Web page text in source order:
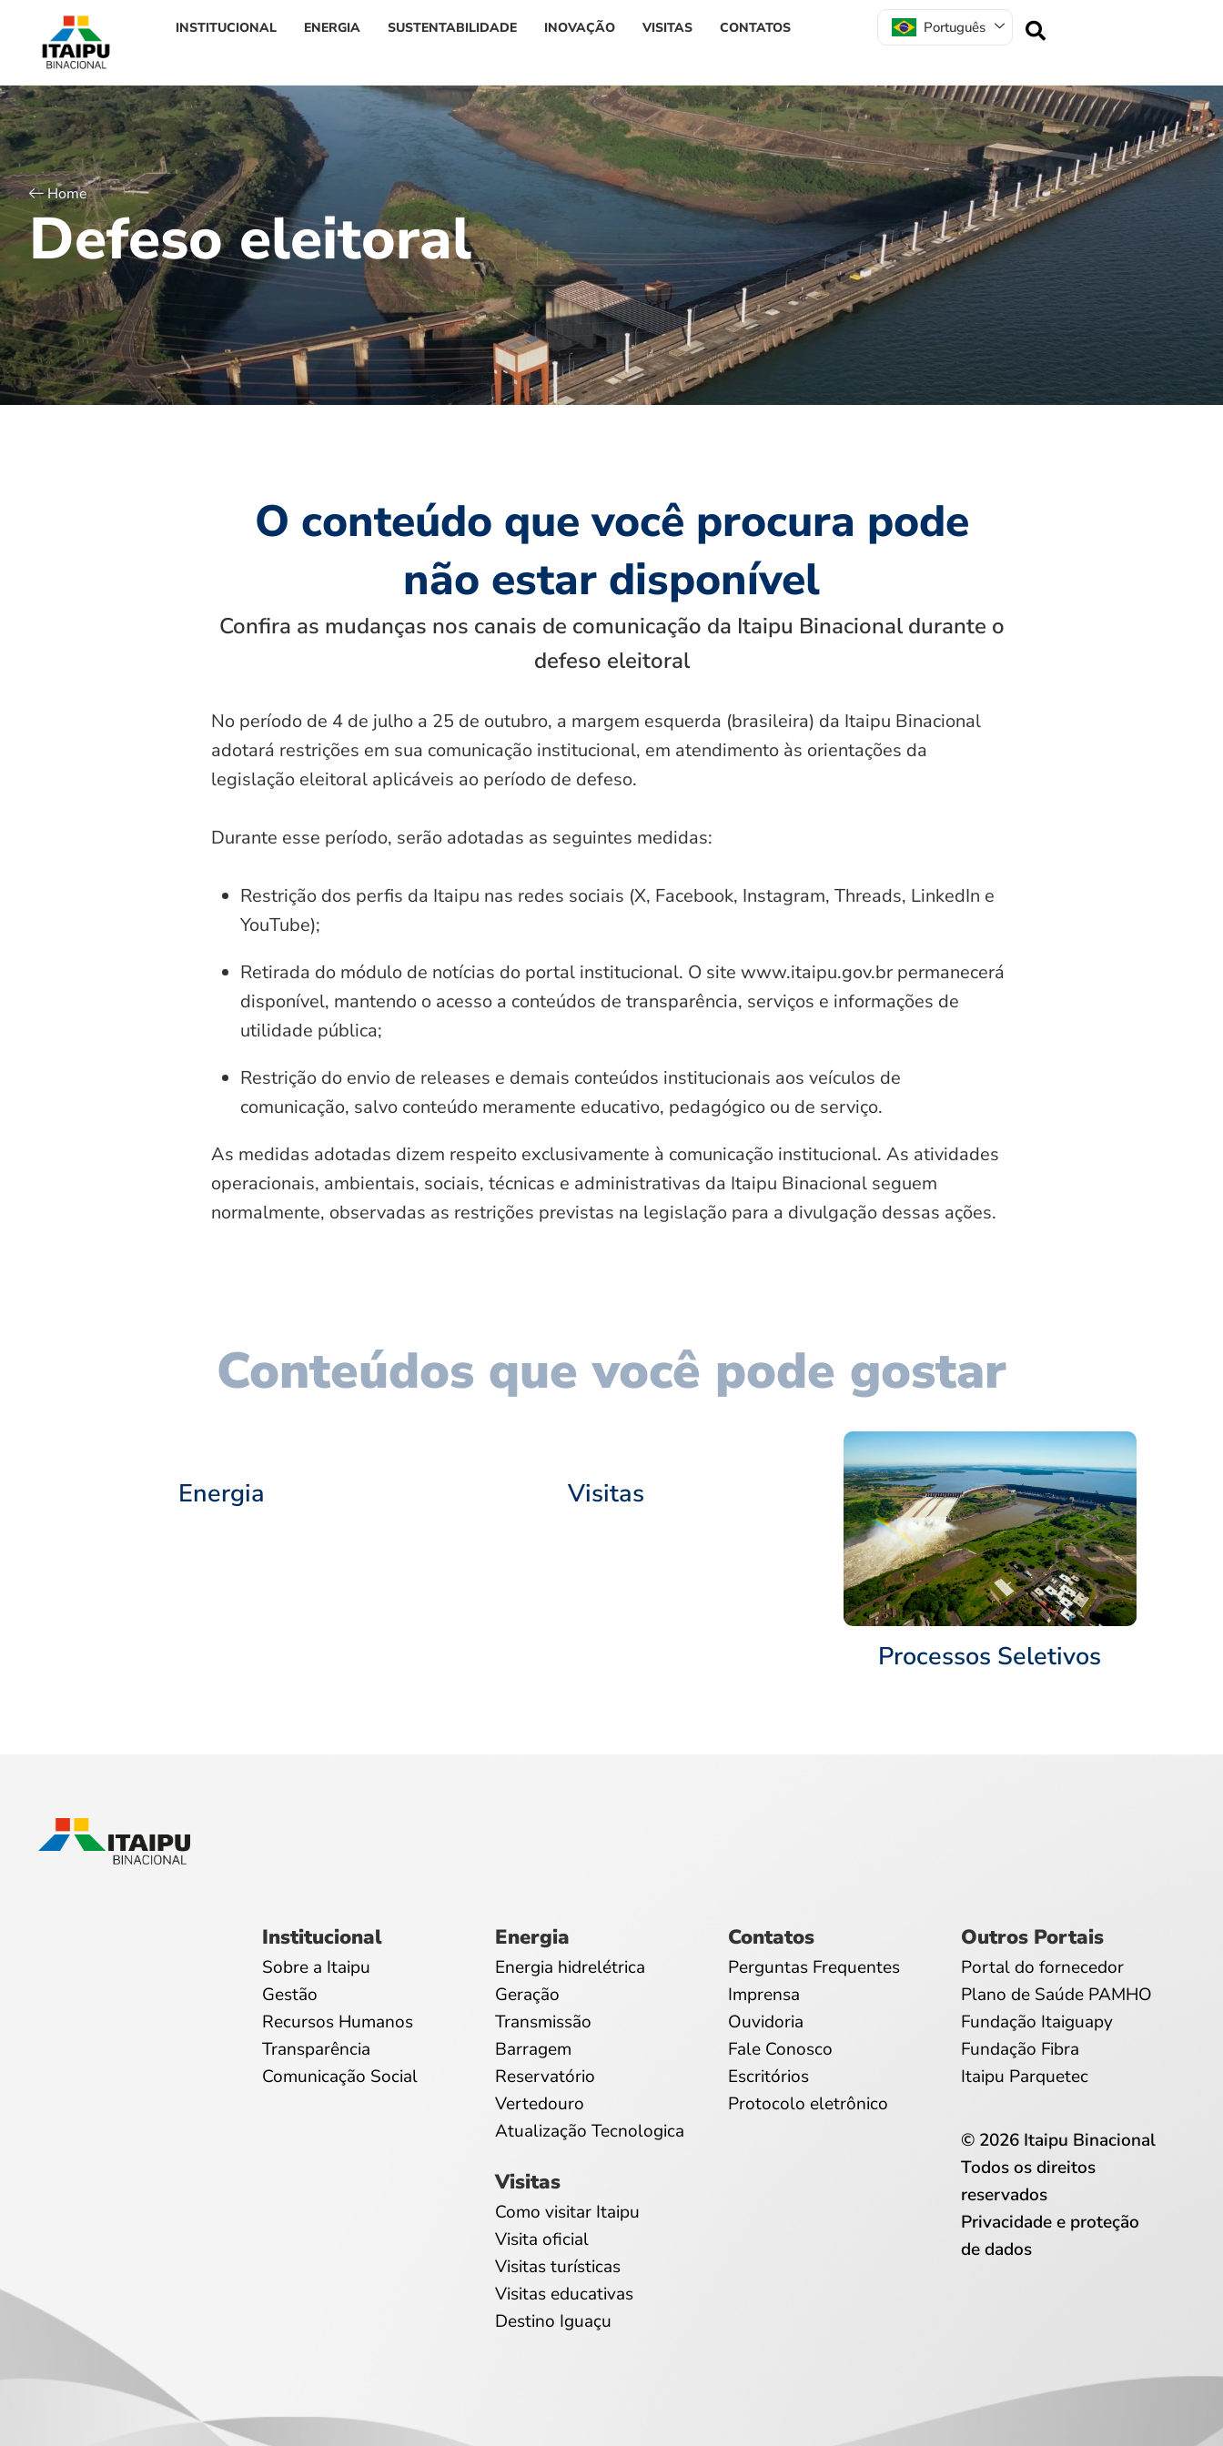
INSTITUCIONAL ENERGIA SUSTENTABILIDADE INOVAÇÃO VISITAS CONTATOS Português
Home
Defeso eleitoral
O conteúdo que você procura pode
não estar disponível
Confira as mudanças nos canais de comunicação da Itaipu Binacional durante o
defeso eleitoral
No período de 4 de julho a 25 de outubro, a margem esquerda (brasileira) da Itaipu Binacional
adotará restrições em sua comunicação institucional, em atendimento às orientações da
legislação eleitoral aplicáveis ao período de defeso.
Durante esse período, serão adotadas as seguintes medidas:
Restrição dos perfis da Itaipu nas redes sociais (X, Facebook, Instagram, Threads, LinkedIn e
YouTube);
Retirada do módulo de notícias do portal institucional. O site www.itaipu.gov.br permanecerá
disponível, mantendo o acesso a conteúdos de transparência, serviços e informações de
utilidade pública;
Restrição do envio de releases e demais conteúdos institucionais aos veículos de
comunicação, salvo conteúdo meramente educativo, pedagógico ou de serviço.
As medidas adotadas dizem respeito exclusivamente à comunicação institucional. As atividades
operacionais, ambientais, sociais, técnicas e administrativas da Itaipu Binacional seguem
normalmente, observadas as restrições previstas na legislação para a divulgação dessas ações.
Conteúdos que você pode gostar
Energia Visitas
Processos Seletivos
Institucional
Sobre a Itaipu
Gestão
Recursos Humanos
Transparência
Comunicação Social
Energia
Energia hidrelétrica
Geração
Transmissão
Barragem
Reservatório
Vertedouro
Atualização Tecnologica
Visitas
Como visitar Itaipu
Visita oficial
Visitas turísticas
Visitas educativas
Destino Iguaçu
Contatos
Perguntas Frequentes
Imprensa
Ouvidoria
Fale Conosco
Escritórios
Protocolo eletrônico
Outros Portais
Portal do fornecedor
Plano de Saúde PAMHO
Fundação Itaiguapy
Fundação Fibra
Itaipu Parquetec
© 2026 Itaipu Binacional
Todos os direitos
reservados
Privacidade e proteção
de dados